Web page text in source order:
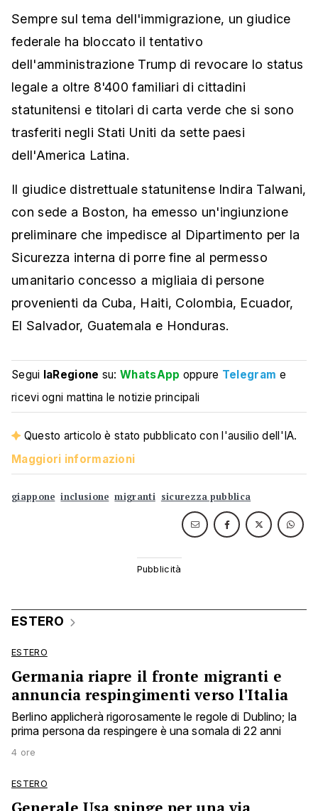
Sempre sul tema dell'immigrazione, un giudice
federale ha bloccato il tentativo
dell'amministrazione Trump di revocare lo status
legale a oltre 8'400 familiari di cittadini
statunitensi e titolari di carta verde che si sono
trasferiti negli Stati Uniti da sette paesi
dell'America Latina.
Il giudice distrettuale statunitense Indira Talwani,
con sede a Boston, ha emesso un'ingiunzione
preliminare che impedisce al Dipartimento per la
Sicurezza interna di porre fine al permesso
umanitario concesso a migliaia di persone
provenienti da Cuba, Haiti, Colombia, Ecuador,
El Salvador, Guatemala e Honduras.
Segui laRegione su:WhatsApp oppure Telegram e
ricevi ogni mattina le notizie principali
Questo articolo è stato pubblicato con l'ausilio dell'IA.
Maggiori informazioni
giappone inclusione migranti sicurezza pubblica
ESTERO
ESTERO
Germania riapre il fronte migranti e
annuncia respingimenti verso l'Italia
Berlino applicherà rigorosamente le regole di Dublino; la
prima persona da respingere è una somala di 22 anni
4 ore
ESTERO